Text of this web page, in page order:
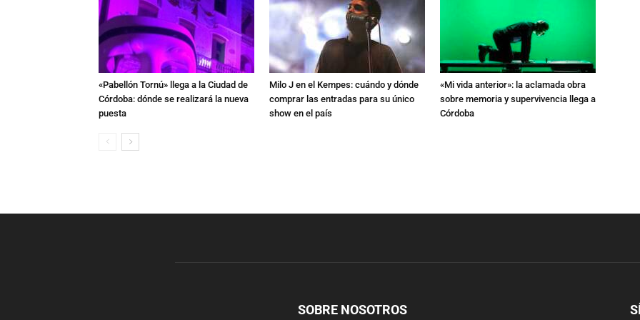
«Pabellón Tornú» llega a la Ciudad de
Córdoba: dónde se realizará la nueva
puesta
Milo J en el Kempes: cuándo y dónde
comprar las entradas para su único
show en el país
«Mi vida anterior»: la aclamada obra
sobre memoria y supervivencia llega a
Córdoba
SOBRE NOSOTROS